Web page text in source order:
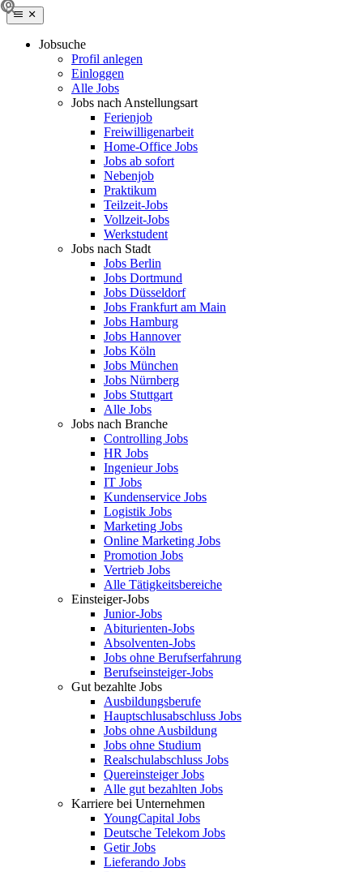
Jobsuche
Profil anlegen
Einloggen
Alle Jobs
Jobs nach Anstellungsart
Ferienjob
Freiwilligenarbeit
Home-Office Jobs
Jobs ab sofort
Nebenjob
Praktikum
Teilzeit-Jobs
Vollzeit-Jobs
Werkstudent
Jobs nach Stadt
Jobs Berlin
Jobs Dortmund
Jobs Düsseldorf
Jobs Frankfurt am Main
Jobs Hamburg
Jobs Hannover
Jobs Köln
Jobs München
Jobs Nürnberg
Jobs Stuttgart
Alle Jobs
Jobs nach Branche
Controlling Jobs
HR Jobs
Ingenieur Jobs
IT Jobs
Kundenservice Jobs
Logistik Jobs
Marketing Jobs
Online Marketing Jobs
Promotion Jobs
Vertrieb Jobs
Alle Tätigkeitsbereiche
Einsteiger-Jobs
Junior-Jobs
Abiturienten-Jobs
Absolventen-Jobs
Jobs ohne Berufserfahrung
Berufseinsteiger-Jobs
Gut bezahlte Jobs
Ausbildungsberufe
Hauptschlusabschluss Jobs
Jobs ohne Ausbildung
Jobs ohne Studium
Realschulabschluss Jobs
Quereinsteiger Jobs
Alle gut bezahlten Jobs
Karriere bei Unternehmen
YoungCapital Jobs
Deutsche Telekom Jobs
Getir Jobs
Lieferando Jobs